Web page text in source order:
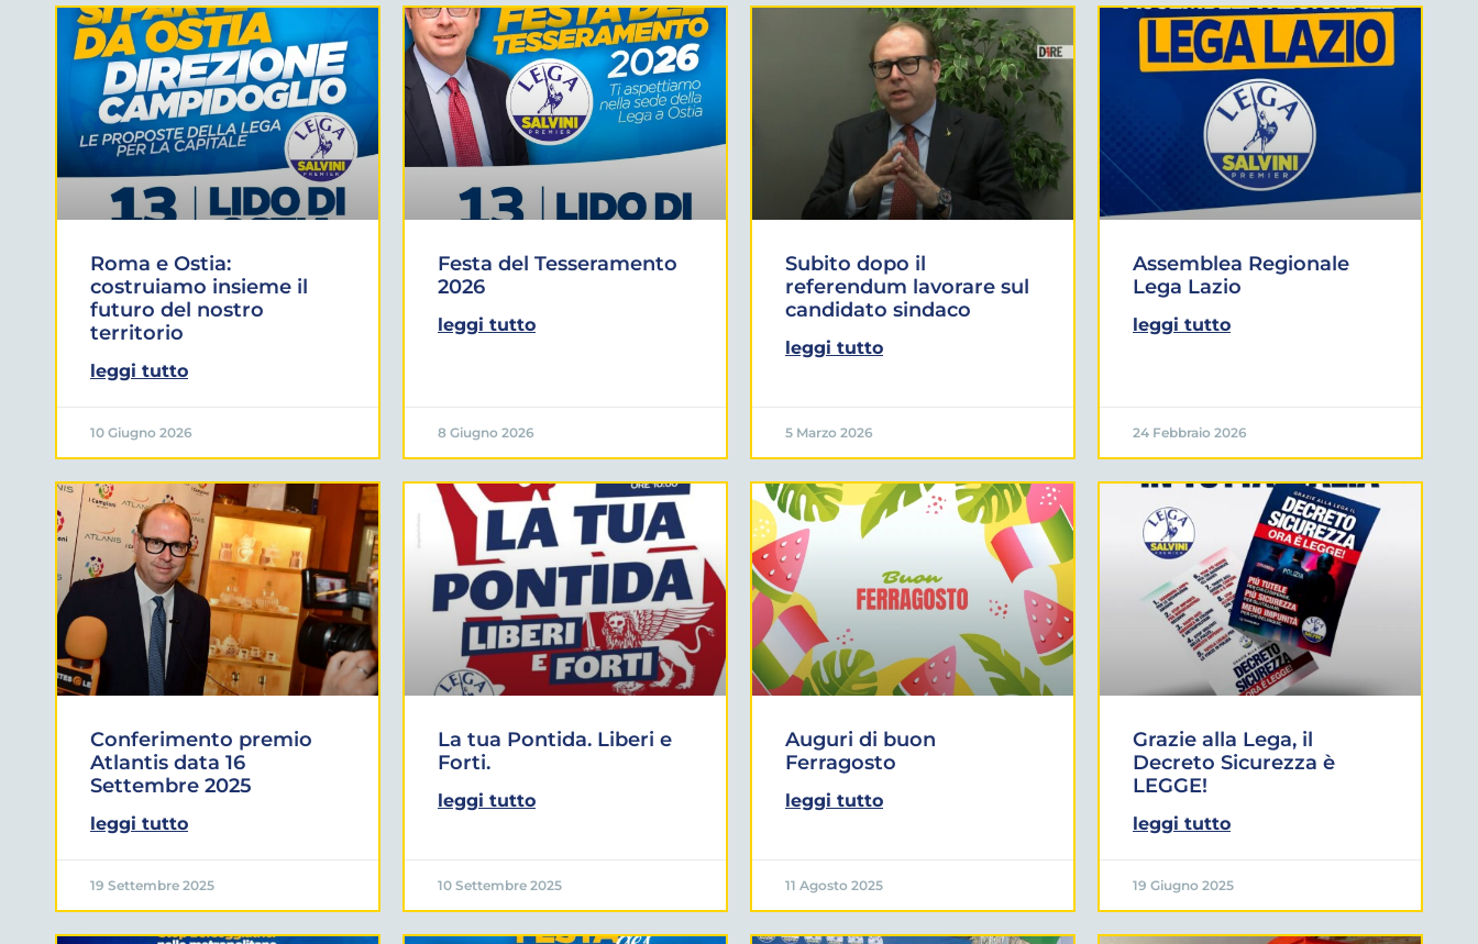
Roma e Ostia:
costruiamo insieme il
futuro del nostro
territorio
leggi tutto
10 Giugno 2026
Festa del Tesseramento
2026
leggi tutto
8 Giugno 2026
Subito dopo il
referendum lavorare sul
candidato sindaco
leggi tutto
5 Marzo 2026
Assemblea Regionale
Lega Lazio
leggi tutto
24 Febbraio 2026
Conferimento premio
Atlantis data 16
Settembre 2025
leggi tutto
19 Settembre 2025
La tua Pontida. Liberi e
Forti.
leggi tutto
10 Settembre 2025
Auguri di buon
Ferragosto
leggi tutto
11 Agosto 2025
Grazie alla Lega, il
Decreto Sicurezza è
LEGGE!
leggi tutto
19 Giugno 2025